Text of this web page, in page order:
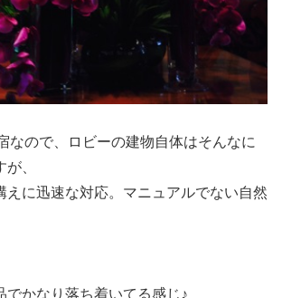
なので、ロビーの建物自体はそんなに
、
えに迅速な対応。マニュアルでない自然
でかなり落ち着いてる感じ♪